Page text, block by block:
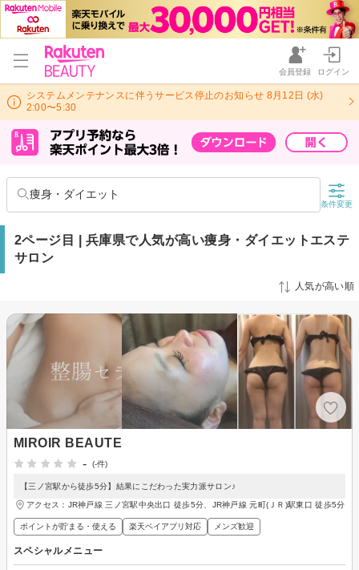
会員登録 ログイン
システムメンテナンスに伴うサービス停止のお知らせ 8月12日 (水)
2:00〜5:30
痩身・ダイエット
条件変更
2ページ目 | 兵庫県で人気が高い痩身・ダイエットエステ
サロン
人気が高い順
MIROIR BEAUTE
-
(-件)
【三ノ宮駅から徒歩5分】結果にこだわった実力派サロン♪
アクセス：JR神戸線 三ノ宮駅中央出口 徒歩5分、JR神戸線 元町(ＪＲ)駅東口 徒歩5分
ポイントが貯まる・使える 楽天ペイアプリ対応 メンズ歓迎
スペシャルメニュー